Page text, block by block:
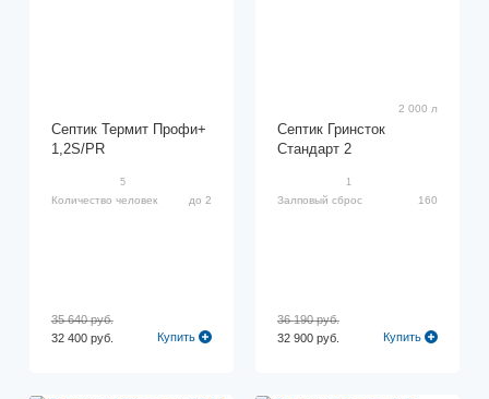
Септик Термит Профи+
1,2S/PR
5
Количество человек до 2
32 400 руб.
35 640 руб.
Купить
2 000 л
Септик Гринсток
Стандарт 2
1
Залповый сброс 160
32 900 руб.
36 190 руб.
Купить